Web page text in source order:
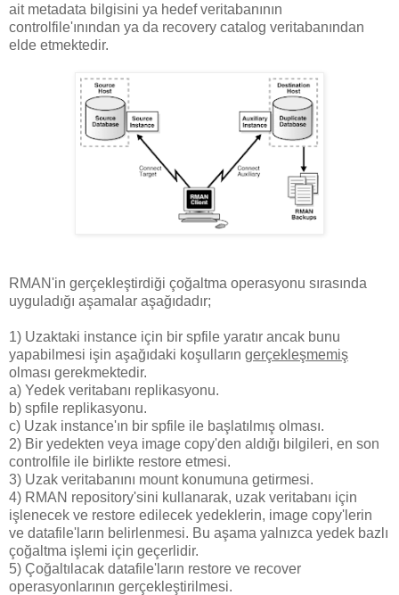
ait metadata bilgisini ya hedef veritabanının
controlfile'ınından ya da recovery catalog veritabanından
elde etmektedir.
RMAN'in gerçekleştirdiği çoğaltma operasyonu sırasında
uyguladığı aşamalar aşağıdadır;
1) Uzaktaki instance için bir spfile yaratır ancak bunu
yapabilmesi işin aşağıdaki koşulların gerçekleşmemiş
olması gerekmektedir.
a) Yedek veritabanı replikasyonu.
b) spfile replikasyonu.
c) Uzak instance'ın bir spfile ile başlatılmış olması.
2) Bir yedekten veya image copy'den aldığı bilgileri, en son
controlfile ile birlikte restore etmesi.
3) Uzak veritabanını mount konumuna getirmesi.
4) RMAN repository'sini kullanarak, uzak veritabanı için
işlenecek ve restore edilecek yedeklerin, image copy'lerin
ve datafile'ların belirlenmesi. Bu aşama yalnızca yedek bazlı
çoğaltma işlemi için geçerlidir.
5) Çoğaltılacak datafile'ların restore ve recover
operasyonlarının gerçekleştirilmesi.